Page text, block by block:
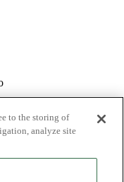
to the storing of
analyze site